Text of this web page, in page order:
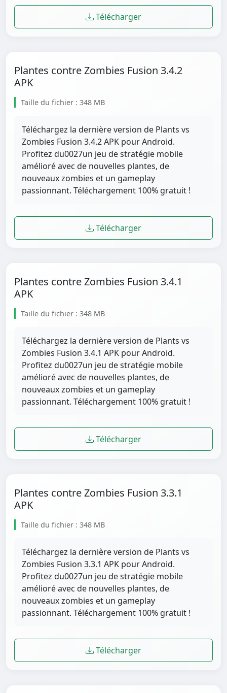
Télécharger
Plantes contre Zombies Fusion 3.4.2
APK
Taille du fichier : 348 MB
Téléchargez la dernière version de Plants vs
Zombies Fusion 3.4.2 APK pour Android.
Profitez du0027un jeu de stratégie mobile
amélioré avec de nouvelles plantes, de
nouveaux zombies et un gameplay
passionnant. Téléchargement 100% gratuit !
Télécharger
Plantes contre Zombies Fusion 3.4.1
APK
Taille du fichier : 348 MB
Téléchargez la dernière version de Plants vs
Zombies Fusion 3.4.1 APK pour Android.
Profitez du0027un jeu de stratégie mobile
amélioré avec de nouvelles plantes, de
nouveaux zombies et un gameplay
passionnant. Téléchargement 100% gratuit !
Télécharger
Plantes contre Zombies Fusion 3.3.1
APK
Taille du fichier : 348 MB
Téléchargez la dernière version de Plants vs
Zombies Fusion 3.3.1 APK pour Android.
Profitez du0027un jeu de stratégie mobile
amélioré avec de nouvelles plantes, de
nouveaux zombies et un gameplay
passionnant. Téléchargement 100% gratuit !
Télécharger